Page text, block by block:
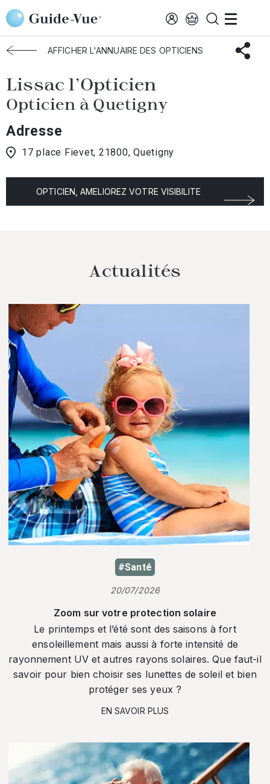
Aller au contenu principal
Accueil Choisir mon opticien Quetigny Lissac L'Opticien
AFFICHER L'ANNUAIRE DES OPTICIENS
Lissac l'Opticien
Opticien à Quetigny
Adresse
17 place Fievet, 21800, Quetigny
OPTICIEN, AMELIOREZ VOTRE VISIBILITE
Actualités
#Santé
20/07/2026
Zoom sur votre protection solaire
Le printemps et l’été sont des saisons à fort
ensoleillement mais aussi à forte intensité de
rayonnement UV et autres rayons solaires. Que faut-il
savoir pour bien choisir ses lunettes de soleil et bien
protéger ses yeux ?
EN SAVOIR PLUS